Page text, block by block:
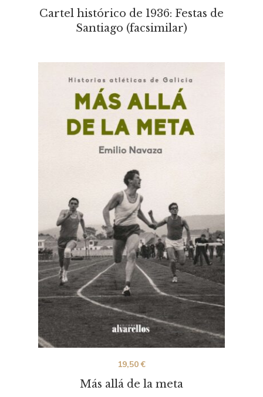
Cartel histórico de 1936: Festas de
Santiago (facsimilar)
Más allá de la meta
19,50€